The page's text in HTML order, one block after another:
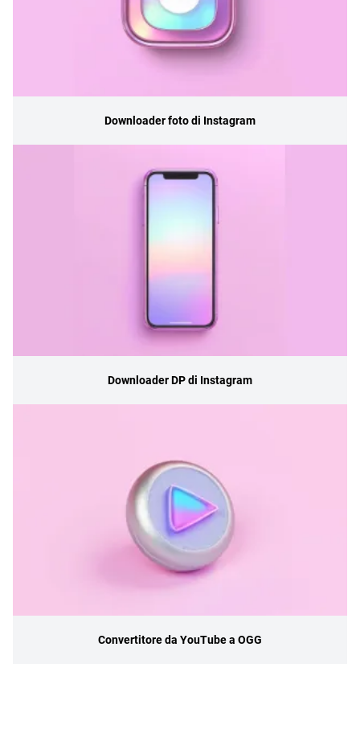
Downloader foto di Instagram
Downloader DP di Instagram
Convertitore da YouTube a OGG